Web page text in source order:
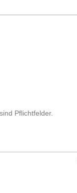
Pflichtfelder.